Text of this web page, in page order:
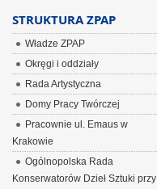
STRUKTURA ZPAP
Władze ZPAP
Okręgi i oddziały
Rada Artystyczna
Domy Pracy Twórczej
Pracownie ul. Emaus w
Krakowie
Ogólnopolska Rada
Konserwatorów Dzieł Sztuki przy